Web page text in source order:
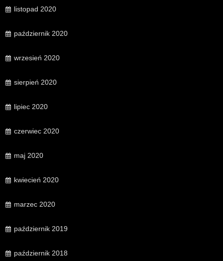
listopad 2020
październik 2020
wrzesień 2020
sierpień 2020
lipiec 2020
czerwiec 2020
maj 2020
kwiecień 2020
marzec 2020
październik 2019
październik 2018